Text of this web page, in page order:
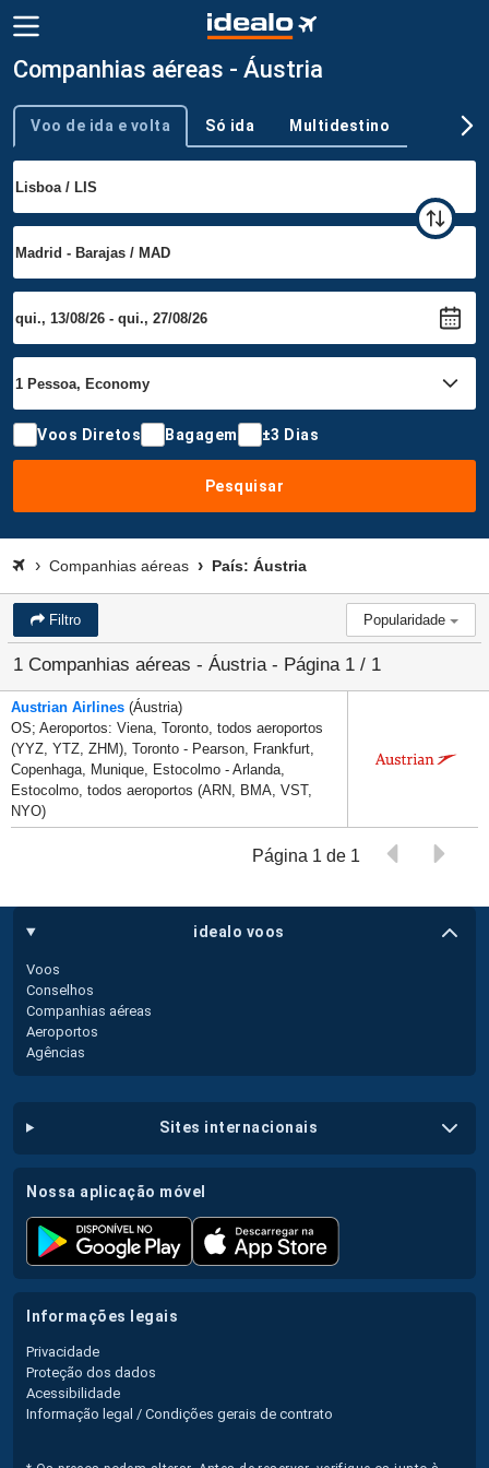
Companhias aéreas - Áustria
Tipo de viagem
Voo de ida e volta Só ida Multidestino
Voos Diretos Bagagem ±3 Dias
Pesquisar
Companhias aéreas País: Áustria
Filtro Popularidade
1 Companhias aéreas - Áustria - Página 1 / 1
Austrian Airlines (Áustria)
OS; Aeroportos: Viena, Toronto, todos aeroportos
(YYZ, YTZ, ZHM), Toronto - Pearson, Frankfurt,
Copenhaga, Munique, Estocolmo - Arlanda,
Estocolmo, todos aeroportos (ARN, BMA, VST,
NYO)
Página 1 de 1
idealo voos
Voos
Conselhos
Companhias aéreas
Aeroportos
Agências
sites internacionais
nossa aplicação móvel
informações legais
Privacidade
Proteção dos dados
Acessibilidade
Informação legal / Condições gerais de contrato